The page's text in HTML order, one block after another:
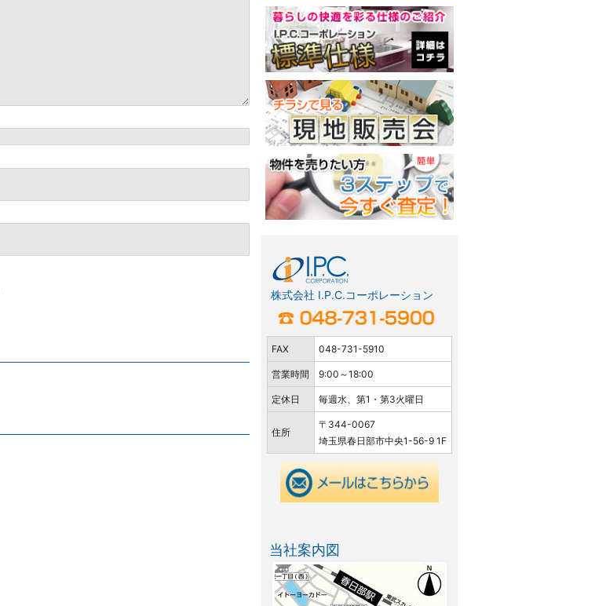
2019.7.12
丸木製茶、春日部にOPEN！
2019.2.17
屋上プラン－Dog Garden－
2018.12.10
十日市
株式会社 I.P.C.コーポレーション
FAX 048-731-5910
営業時間 9:00～18:00
定休日 毎週水、第1・第3火曜日
住所
〒344-0067
埼玉県春日部市中央1-56-9 1F
当社案内図